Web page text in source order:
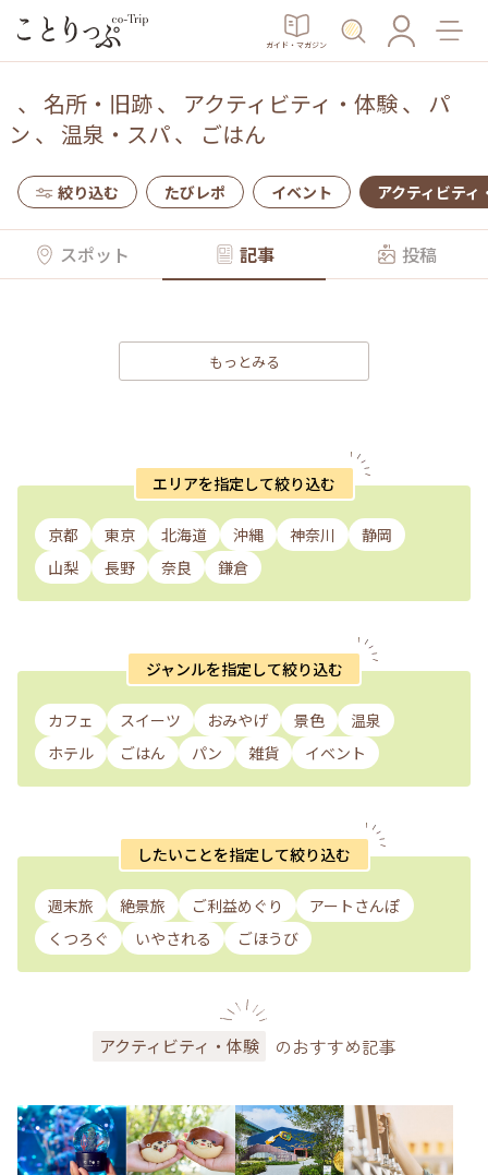
ガイド・マガジン
、 名所・旧跡、 アクティビティ・体験、 パ
ン 、 温泉・スパ、 ごはん
絞り込む たびレポ イベント アクティビティ
スポット 記事 投稿
もっとみる
エリアを指定して絞り込む
京都 東京 北海道 沖縄 神奈川
静岡
山梨
長野 奈良 鎌倉
ジャンルを指定して絞り込む
カフェ スイーツ おみやげ 景色
温泉
ホテル
ごはん パン 雑貨 イベント
したいことを指定して絞り込む
週末旅 絶景旅 ご利益めぐり
アートさんぽ
くつろぐ
いやされる ごほうび
アクティビティ・体験 のおすすめ記事